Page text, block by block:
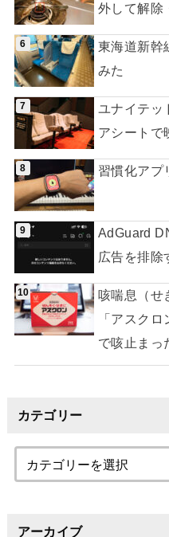
外して解除
東海道新幹
みた
ユナイテッ
アシートで
習慣化アプ
AdGuard
広告を排除
咳喘息（せ
「アスク
で咳止まっ
カテゴリー
アーカイブ